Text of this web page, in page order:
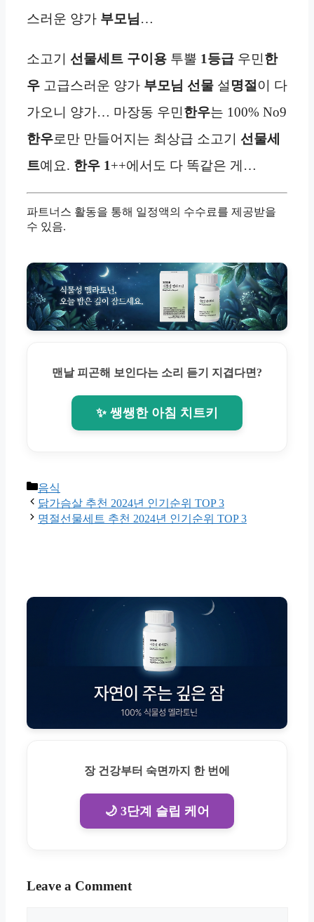
스러운 양가 부모님…
소고기 선물세트 구이용 투뿔 1등급 우민한
우 고급스러운 양가 부모님 선물 설 명절이 다
가오니 양가… 마장동 우민한우는 100% No9
한우로만 만들어지는 최상급 소고기 선물세
트예요. 한우 1++에서도 다 똑같은 게…
파트너스 활동을 통해 일정액의 수수료를 제공받을
수 있음.
맨날 피곤해 보인다는 소리 듣기 지겹다면?
✨ 쌩쌩한 아침 치트키
Categories
음식
닭가슴살 추천 2024년 인기순위 TOP 3
명절선물세트 추천 2024년 인기순위 TOP 3
장 건강부터 숙면까지 한 번에
🌙 3단계 슬립 케어
Leave a Comment